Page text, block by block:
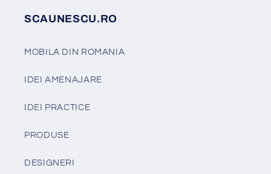
SCAUNESCU.RO
MOBILA DIN ROMANIA
IDEI AMENAJARE
IDEI PRACTICE
PRODUSE
DESIGNERI